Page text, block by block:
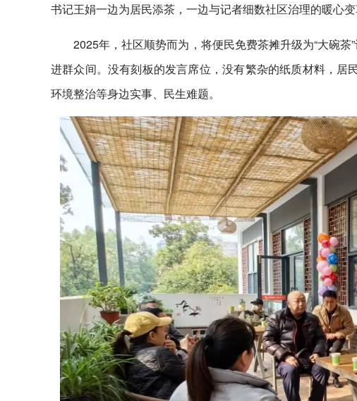
书记王娟一边为居民添茶，一边与记者细数社区治理的暖心
2025年，社区顺势而为，将便民免费茶摊升级为“大碗
进群众间。没有刻板的发言席位，没有繁杂的纸质材料，居
环境整治等身边实事、民生难题。